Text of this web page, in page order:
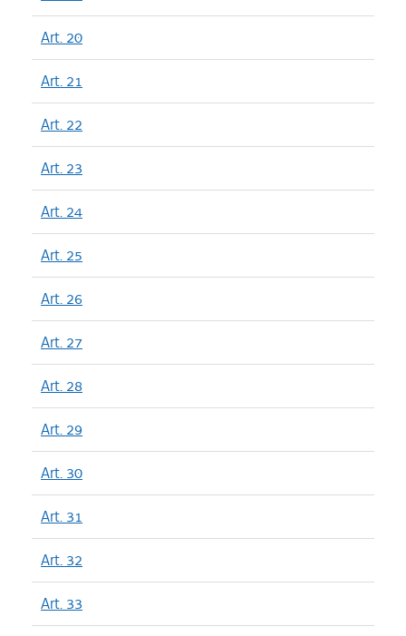
Art. 20
Art. 21
Art. 22
Art. 23
Art. 24
Art. 25
Art. 26
Art. 27
Art. 28
Art. 29
Art. 30
Art. 31
Art. 32
Art. 33